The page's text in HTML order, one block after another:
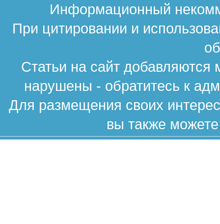
Информационный
При цитировании и
Статьи на сайт
нарушены - обратитесь к
Для размещения своих
вы также